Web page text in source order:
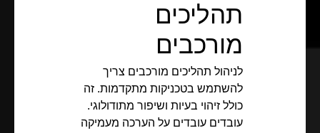
תהליכים
מורכבים
לניהול תהליכים מורכבים צריך
להשתמש בטכניקות מתקדמות. זה
כולל זיהוי בעיות ושיפור מתודולוגי.
עובדים עובדים על הערכה מעמיקה